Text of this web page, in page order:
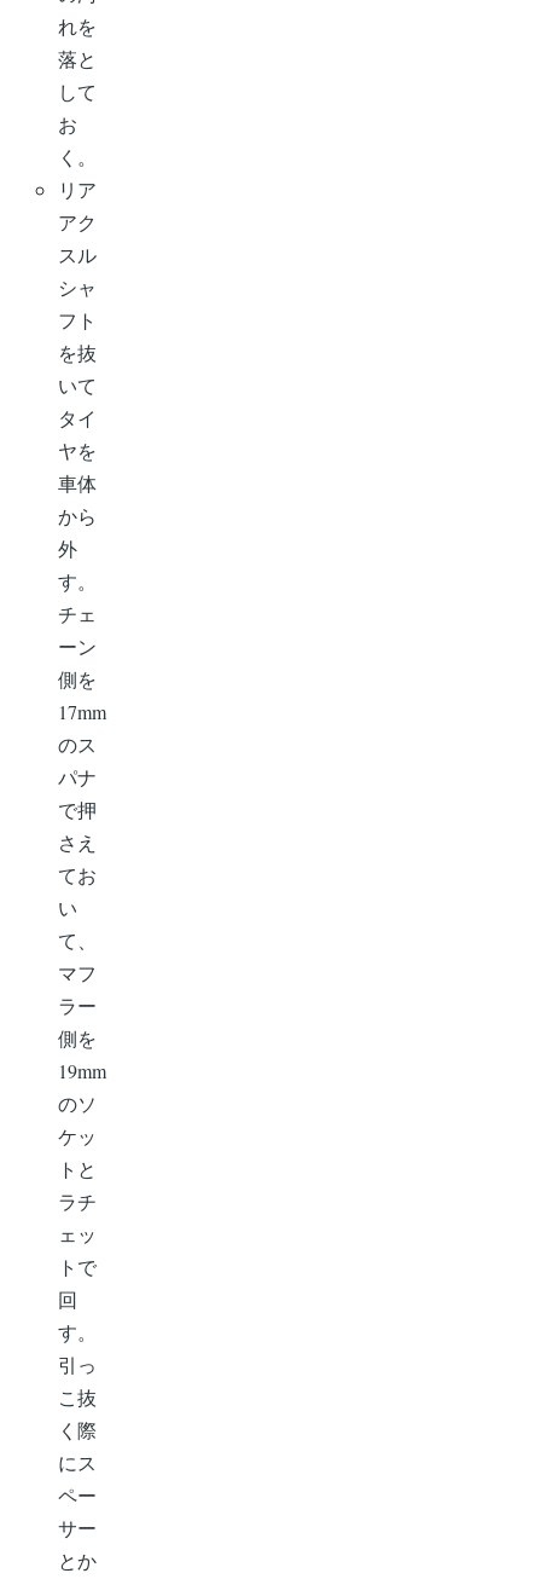
れを
落と
して
お
く。
リア
アク
スル
シャ
フト
を抜
いて
タイ
ヤを
車体
から
外
す。
チェ
ーン
側を
17mm
のス
パナ
で押
さえ
てお
い
て、
マフ
ラー
側を
19mm
のソ
ケッ
トと
ラチ
ェッ
トで
回
す。
引っ
こ抜
く際
にス
ペー
サー
とか